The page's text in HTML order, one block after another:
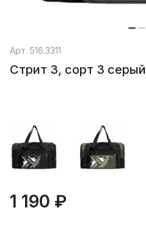
Арт. 516.3311
Стрит 3, сорт 3 серый
1 190 ₽